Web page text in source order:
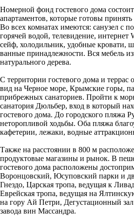
Номерной фонд гостевого дома
апартаментов, которые готовы
Во всех комнатах имеются: санузел с
горячей водой, телевидение,
сейф, холодильник, удобные кровати,
ванные принадлежности. Вся мебель
натурального дерева.
С территории гостевого дома и террас
вид на Черное море, Крымские горы,
прибрежных санаториев. Пройти к
санатория Дюльбер, вход в который
гостевого дома. До городского пляжа
неторопливой ходьбы. Оба пляжа
кафетерии, лежаки, водные
Также на расстоянии в 800 м
продуктовые магазины и рынок. В
гостевого дома расположены
Воронцовский, Юсуповский парки и
Гнездо, Царская тропа, ведущая к
Еврейская тропа, ведущая на
на гору Ай Петри, Дегустационный
завода вин Массандра.